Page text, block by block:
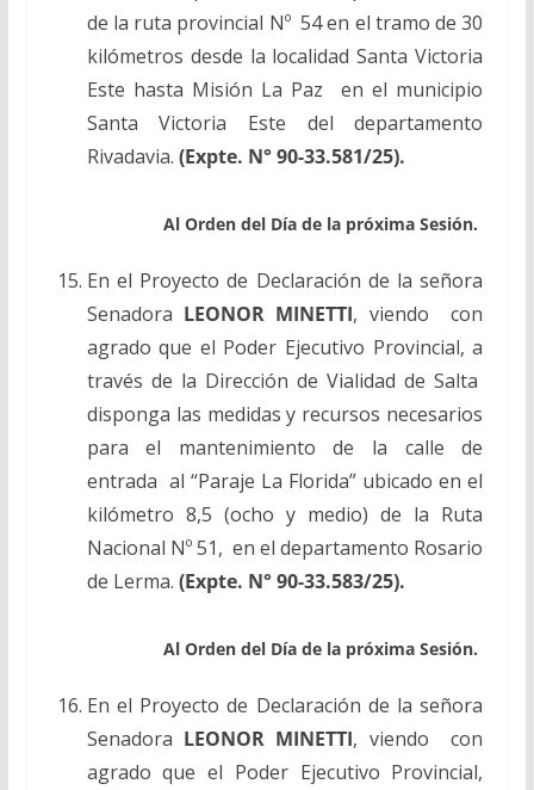
de la ruta provincial Nº 54 en el tramo de 30
kilómetros desde la localidad Santa Victoria
Este hasta Misión La Paz en el municipio
Santa Victoria Este del departamento
Rivadavia. (Expte. N° 90-33.581/25).
Al Orden del Día de la próxima Sesión.
En el Proyecto de Declaración de la señora
Senadora LEONOR MINETTI, viendo con
agrado que el Poder Ejecutivo Provincial, a
través de la Dirección de Vialidad de Salta
disponga las medidas y recursos necesarios
para el mantenimiento de la calle de
entrada al “Paraje La Florida” ubicado en el
kilómetro 8,5 (ocho y medio) de la Ruta
Nacional Nº 51, en el departamento Rosario
de Lerma. (Expte. N° 90-33.583/25).
Al Orden del Día de la próxima Sesión.
En el Proyecto de Declaración de la señora
Senadora LEONOR MINETTI, viendo con
agrado que el Poder Ejecutivo Provincial,